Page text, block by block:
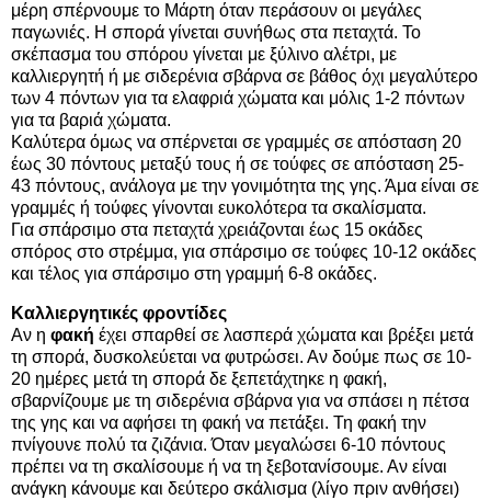
μέρη σπέρνουμε το Μάρτη όταν περάσουν οι μεγάλες
παγωνιές. Η σπορά γίνεται συνήθως στα πεταχτά. Το
σκέπασμα του σπόρου γίνεται με ξύλινο αλέτρι, με
καλλιεργητή ή με σιδερένια σβάρνα σε βάθος όχι μεγαλύτερο
των 4 πόντων για τα ελαφριά χώματα και μόλις 1-2 πόντων
για τα βαριά χώματα.
Καλύτερα όμως να σπέρνεται σε γραμμές σε απόσταση 20
έως 30 πόντους μεταξύ τους ή σε τούφες σε απόσταση 25-
43 πόντους, ανάλογα με την γονιμότητα της γης. Άμα είναι σε
γραμμές ή τούφες γίνονται ευκολότερα τα σκαλίσματα.
Για σπάρσιμο στα πεταχτά χρειάζονται έως 15 οκάδες
σπόρος στο στρέμμα, για σπάρσιμο σε τούφες 10-12 οκάδες
και τέλος για σπάρσιμο στη γραμμή 6-8 οκάδες.
Καλλιεργητικές φροντίδες
Αν η φακή έχει σπαρθεί σε λασπερά χώματα και βρέξει μετά
τη σπορά, δυσκολεύεται να φυτρώσει. Αν δούμε πως σε 10-
20 ημέρες μετά τη σπορά δε ξεπετάχτηκε η φακή,
σβαρνίζουμε με τη σιδερένια σβάρνα για να σπάσει η πέτσα
της γης και να αφήσει τη φακή να πετάξει. Τη φακή την
πνίγουνε πολύ τα ζιζάνια. Όταν μεγαλώσει 6-10 πόντους
πρέπει να τη σκαλίσουμε ή να τη ξεβοτανίσουμε. Αν είναι
ανάγκη κάνουμε και δεύτερο σκάλισμα (λίγο πριν ανθήσει)